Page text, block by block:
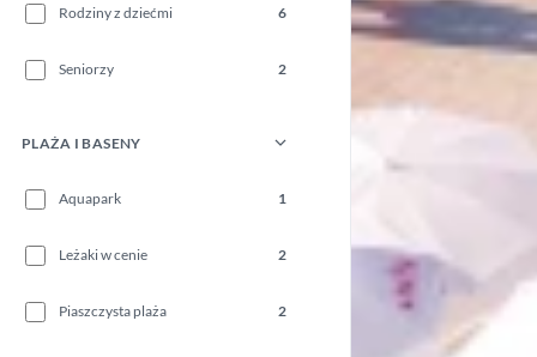
Rodziny z dziećmi 6
Seniorzy 2
PLAŻA I BASENY
Aquapark 1
Leżaki w cenie 2
Piaszczysta plaża 2